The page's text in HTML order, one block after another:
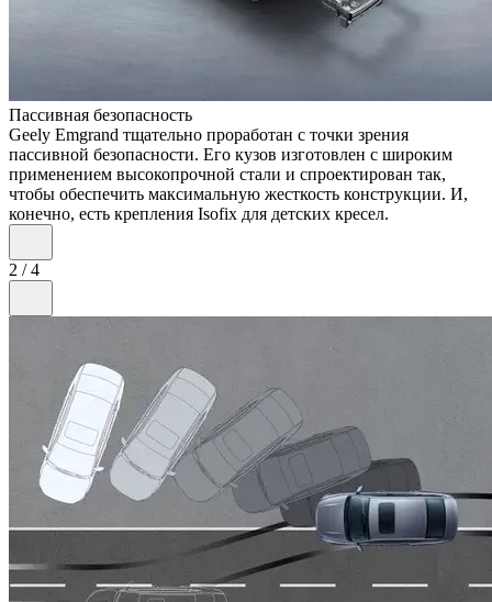
Пассивная безопасность
Geely Emgrand тщательно проработан с точки зрения
пассивной безопасности. Его кузов изготовлен с широким
применением высокопрочной стали и спроектирован так,
чтобы обеспечить максимальную жесткость конструкции. И,
конечно, есть крепления Isofix для детских кресел.
2 /4